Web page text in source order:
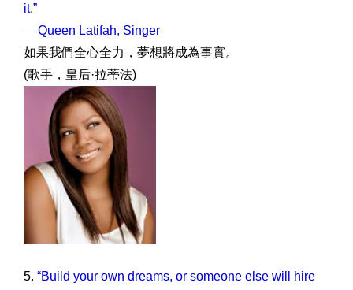
it.”
— Queen Latifah, Singer
如果我們全心全力，夢想將成為事實。
(歌手，皇后·拉蒂法)
5. “Build your own dreams, or someone else will hire